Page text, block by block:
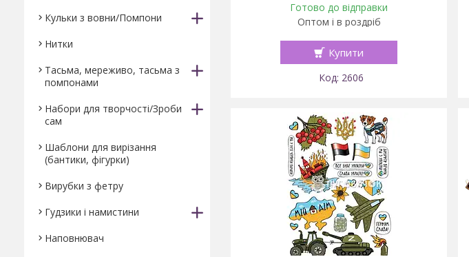
Готово до відправки
Оптом і в роздріб
Купити
2606
Кульки з вовни/Помпони
Нитки
Тасьма, мереживо, тасьма з
помпонами
Набори для творчості/Зроби
сам
Шаблони для вирізання
(бантики, фігурки)
Вирубки з фетру
Гудзики і намистини
Наповнювач